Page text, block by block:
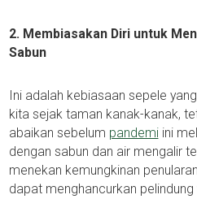
2. Membiasakan Diri untuk
Sabun
Ini adalah kebiasaan sepele
kita sejak taman kanak-kanak,
abaikan sebelum pandemiini
dengan sabun dan air mengalir
menekan kemungkinan
dapat menghancurkan